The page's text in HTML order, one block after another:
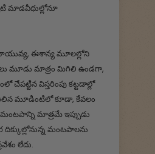
మాడవీధుల్లోనూ
వాయువ్య, ఈశాన్య మూలల్లోని
మూడు మాత్రం మిగిలి ఉండగా,
చేపట్టిన విస్తరింపు కట్టడాల్లో
మూడింటిలో కూడా, కేవలం
మాత్రమే ఇప్పుడు
మంటపాలను
లేదు.